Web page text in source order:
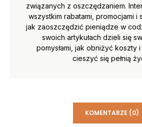
związanych z oszczędzaniem.
wszystkim rabatami, promocjami i
jak zaoszczędzić pieniądze w
swoich artykułach dzieli się
pomysłami, jak obniżyć koszty
cieszyć się pełnią
KOMENTARZE (0)